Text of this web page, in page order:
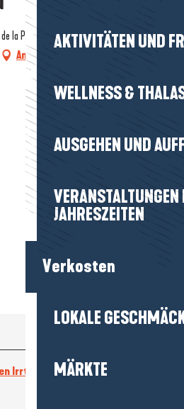
AKTIVITÄTEN UND
WELLNESS &
AUSGEHEN UND
JAHRESZEITEN
Verkosten
LOKALE
MÄRKTE
de la Plage, 44510 Le Pouliguen
Anfahrt
Irrtum angeben